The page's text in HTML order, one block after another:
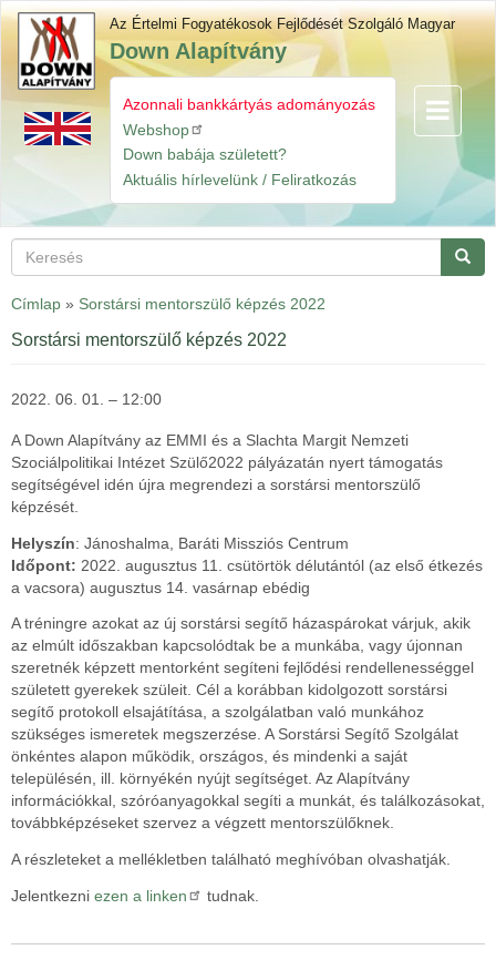
Ugrás
tartalomra
Az Értelmi Fogyatékosok Fejlődését Szolgáló Magyar
Down Alapítvány
Gyorslinkek
Azonnali bankkártyás adományozás
Webshop
Down babája született?
Aktuális hírlevelünk / Feliratkozás
Navigáció
Keresés
Címlap » Sorstársi mentorszülő képzés 2022
Sorstársi mentorszülő képzés 2022
2022. 06. 01. – 12:00
A Down Alapítvány az EMMI és a Slachta Margit Nemzeti
Szociálpolitikai Intézet Szülő2022 pályázatán nyert támogatás
segítségével idén újra megrendezi a sorstársi mentorszülő
képzését.
Helyszín: Jánoshalma, Baráti Missziós Centrum
Időpont: 2022. augusztus 11. csütörtök délutántól (az első étkezés
a vacsora) augusztus 14. vasárnap ebédig
A tréningre azokat az új sorstársi segítő házaspárokat várjuk, akik
az elmúlt időszakban kapcsolódtak be a munkába, vagy újonnan
szeretnék képzett mentorként segíteni fejlődési rendellenességgel
született gyerekek szüleit. Cél a korábban kidolgozott sorstársi
segítő protokoll elsajátítása, a szolgálatban való munkához
szükséges ismeretek megszerzése. A Sorstársi Segítő Szolgálat
önkéntes alapon működik, országos, és mindenki a saját
településén, ill. környékén nyújt segítséget. Az Alapítvány
információkkal, szóróanyagokkal segíti a munkát, és találkozásokat,
továbbképzéseket szervez a végzett mentorszülőknek.
A részleteket a mellékletben található meghívóban olvashatják.
Jelentkezni ezen a linken tudnak.